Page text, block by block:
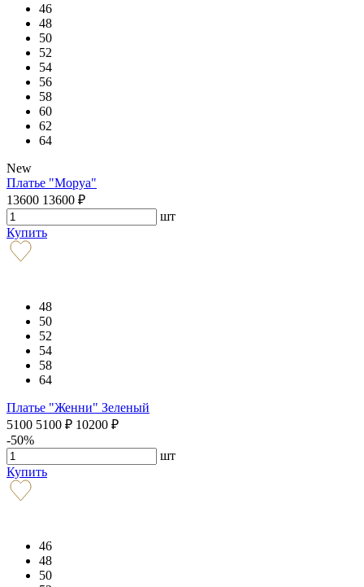
46
48
50
52
54
56
58
60
62
64
New
Платье "Моруа"
13600 13600 ₽
шт
Купить
48
50
52
54
58
64
Платье "Женни" Зеленый
5100 5100 ₽ 10200 ₽
-50%
шт
Купить
46
48
50